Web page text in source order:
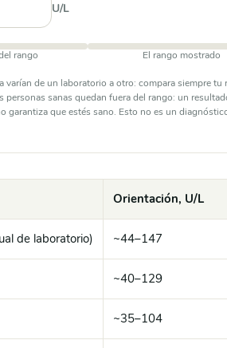
U/L
rango El rango mostrado
varían de un laboratorio a otro: compara siempre
personas sanas quedan fuera del rango: un
garantiza que estés sano. Esto no es un
Orientación, U/L
de laboratorio) ~44–147
~40–129
~35–104